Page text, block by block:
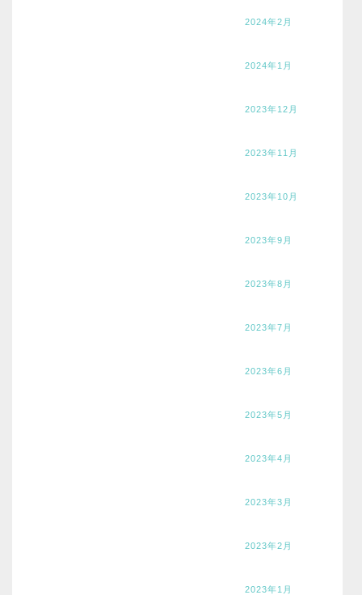
2024年2月
2024年1月
2023年12月
2023年11月
2023年10月
2023年9月
2023年8月
2023年7月
2023年6月
2023年5月
2023年4月
2023年3月
2023年2月
2023年1月